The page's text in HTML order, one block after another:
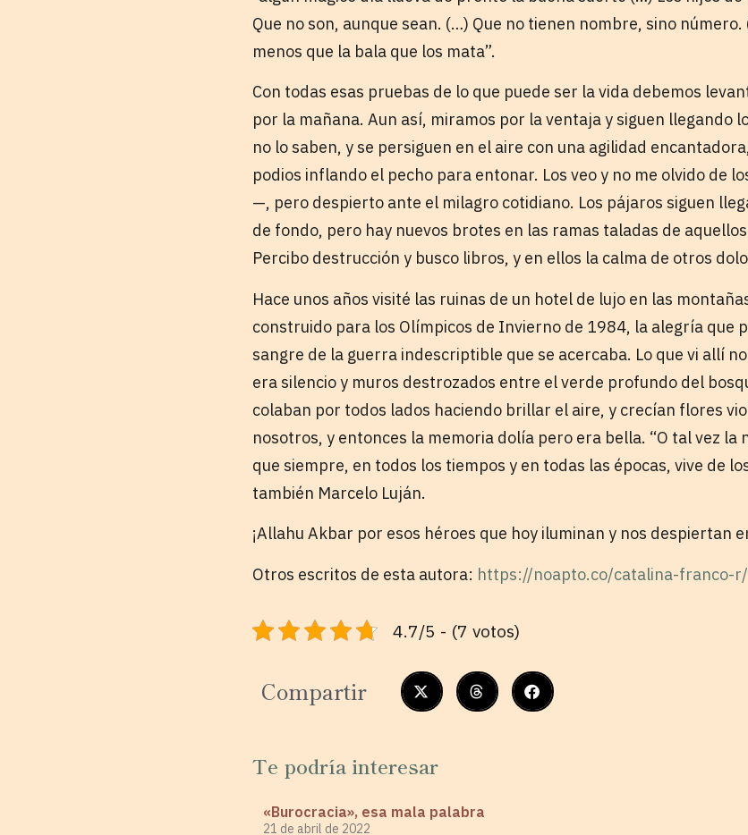
Que no son, aunque sean. (…) Que no tienen nombre, sino
menos que la bala que los mata”.
Con todas esas pruebas de lo que puede ser la vida debemos
por la mañana. Aun así, miramos por la ventaja y siguen llegando
no lo saben, y se persiguen en el aire con una agilidad
podios inflando el pecho para entonar. Los veo y no me olvido de
—, pero despierto ante el milagro cotidiano. Los pájaros siguen
de fondo, pero hay nuevos brotes en las ramas taladas de
Percibo destrucción y busco libros, y en ellos la calma de otros
Hace unos años visité las ruinas de un hotel de lujo en las
construido para los Olímpicos de Invierno de 1984, la alegría que
sangre de la guerra indescriptible que se acercaba. Lo que vi allí
era silencio y muros destrozados entre el verde profundo del
colaban por todos lados haciendo brillar el aire, y crecían flores
nosotros, y entonces la memoria dolía pero era bella. “O tal vez la
que siempre, en todos los tiempos y en todas las épocas, vive de
también Marcelo Luján.
¡Allahu Akbar por esos héroes que hoy iluminan y nos despiertan
Otros escritos de esta autora: https://noapto.co/catalina-franco-r/
4.7/5 - (7 votos)
Compartir
Te podría interesar
«Burocracia», esa mala palabra
21 de abril de 2022